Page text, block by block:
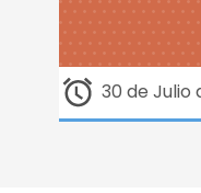
30 de Julio